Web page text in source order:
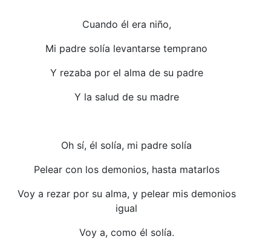
Cuando él era niño,
Mi padre solía levantarse temprano
Y rezaba por el alma de su padre
Y la salud de su madre
Oh sí, él solía, mi padre solía
Pelear con los demonios, hasta matarlos
Voy a rezar por su alma, y pelear mis demonios
igual
Voy a, como él solía.